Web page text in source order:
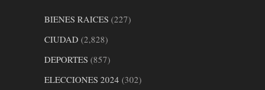
BIENES RAICES(227)
CIUDAD(2,828)
DEPORTES(857)
ELECCIONES 2024 (302)